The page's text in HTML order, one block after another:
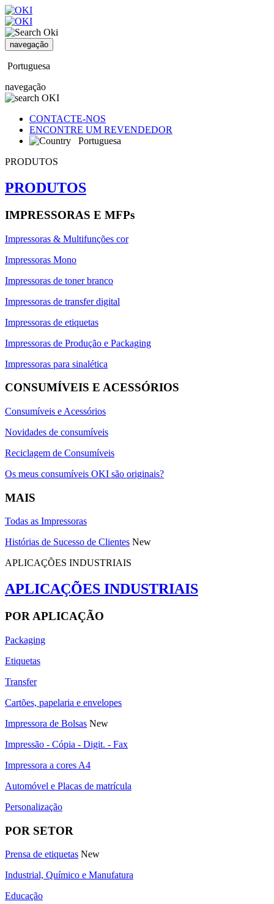
navegação
Portuguesa
navegação
CONTACTE-NOS
ENCONTRE UM REVENDEDOR
Portuguesa
PRODUTOS
PRODUTOS
IMPRESSORAS E MFPs
Impressoras & Multifunções cor
Impressoras Mono
Impressoras de toner branco
Impressoras de transfer digital
Impressoras de etiquetas
Impressoras de Produção e Packaging
Impressoras para sinalética
CONSUMÍVEIS E ACESSÓRIOS
Consumíveis e Acessórios
Novidades de consumíveis
Reciclagem de Consumíveis
Os meus consumíveis OKI são originais?
MAIS
Todas as Impressoras
Histórias de Sucesso de Clientes New
APLICAÇÕES INDUSTRIAIS
APLICAÇÕES INDUSTRIAIS
POR APLICAÇÃO
Packaging
Etiquetas
Transfer
Cartões, papelaria e envelopes
Impressora de Bolsas New
Impressão - Cópia - Digit. - Fax
Impressora a cores A4
Automóvel e Placas de matrícula
Personalização
POR SETOR
Prensa de etiquetas New
Industrial, Químico e Manufatura
Educação